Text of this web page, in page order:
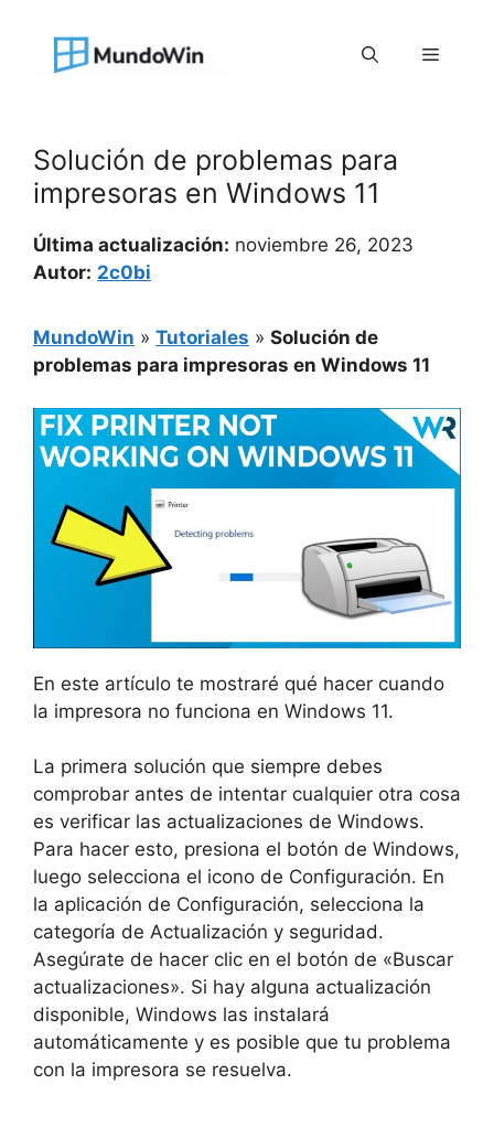
contenido
Menú
Solución de problemas para
impresoras en Windows 11
Última actualización: noviembre 26, 2023
Autor: 2c0bi
MundoWin » Tutoriales » Solución de
problemas para impresoras en Windows 11
En este artículo te mostraré qué hacer cuando
la impresora no funciona en Windows 11.
La primera solución que siempre debes
comprobar antes de intentar cualquier otra cosa
es verificar las actualizaciones de Windows.
Para hacer esto, presiona el botón de Windows,
luego selecciona el icono de Configuración. En
la aplicación de Configuración, selecciona la
categoría de Actualización y seguridad.
Asegúrate de hacer clic en el botón de «Buscar
actualizaciones». Si hay alguna actualización
disponible, Windows las instalará
automáticamente y es posible que tu problema
con la impresora se resuelva.